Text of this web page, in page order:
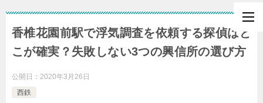
香椎花園前駅で浮気調査を依頼する探偵はど
こが確実？失敗しない3つの興信所の選び方
公開日： 2020年3月26日
西鉄